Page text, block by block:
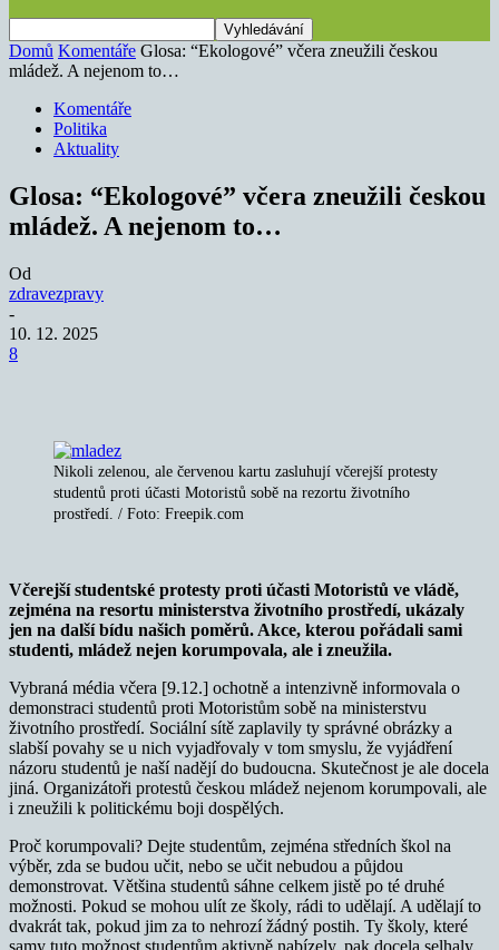
Domů Komentáře Glosa: “Ekologové” včera zneužili českou
mládež. A nejenom to…
Komentáře
Politika
Aktuality
Glosa: “Ekologové” včera zneužili českou
mládež. A nejenom to…
Od
zdravezpravy
-
10. 12. 2025
8
Nikoli zelenou, ale červenou kartu zasluhují včerejší protesty
studentů proti účasti Motoristů sobě na rezortu životního
prostředí. / Foto: Freepik.com
Včerejší studentské protesty proti účasti Motoristů ve vládě,
zejména na resortu ministerstva životního prostředí, ukázaly
jen na další bídu našich poměrů. Akce, kterou pořádali sami
studenti, mládež nejen korumpovala, ale i zneužila.
Vybraná média včera [9.12.] ochotně a intenzivně informovala o
demonstraci studentů proti Motoristům sobě na ministerstvu
životního prostředí. Sociální sítě zaplavily ty správné obrázky a
slabší povahy se u nich vyjadřovaly v tom smyslu, že vyjádření
názoru studentů je naší nadějí do budoucna. Skutečnost je ale docela
jiná. Organizátoři protestů českou mládež nejenom korumpovali, ale
i zneužili k politickému boji dospělých.
Proč korumpovali? Dejte studentům, zejména středních škol na
výběr, zda se budou učit, nebo se učit nebudou a půjdou
demonstrovat. Většina studentů sáhne celkem jistě po té druhé
možnosti. Pokud se mohou ulít ze školy, rádi to udělají. A udělají to
dvakrát tak, pokud jim za to nehrozí žádný postih. Ty školy, které
samy tuto možnost studentům aktivně nabízely, pak docela selhaly.